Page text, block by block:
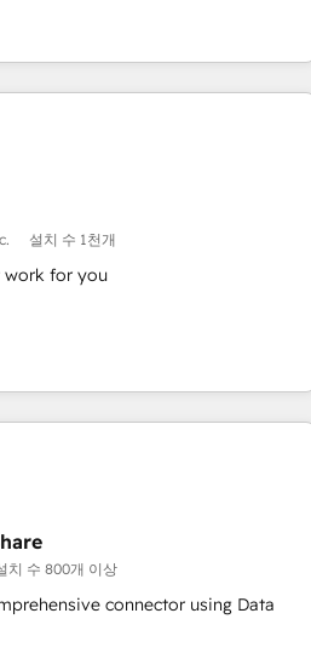
설치 수 1천개
work for you
치 수 800개 이상
connector using Data